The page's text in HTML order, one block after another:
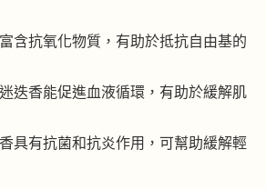
含抗氧化物質，有助於抵抗自由基的
迷迭香能促進血液循環，有助於緩解肌
具有抗菌和抗炎作用，可幫助緩解輕